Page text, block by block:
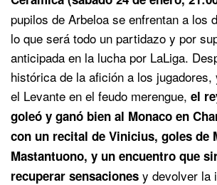
pupilos de Arbeloa se enfrentan a los
lo que será todo un partidazo y por
anticipada en la lucha por LaLiga.
histórica de la afición a los
el Levante en el feudo merengue, el
goleó y ganó bien al Monaco en
con un recital de Vinicius, goles de
Mastantuono, y un encuentro que
recuperar sensaciones y devolver la